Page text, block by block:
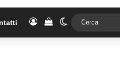
AccediVedi il carrello
Cambia aspetto